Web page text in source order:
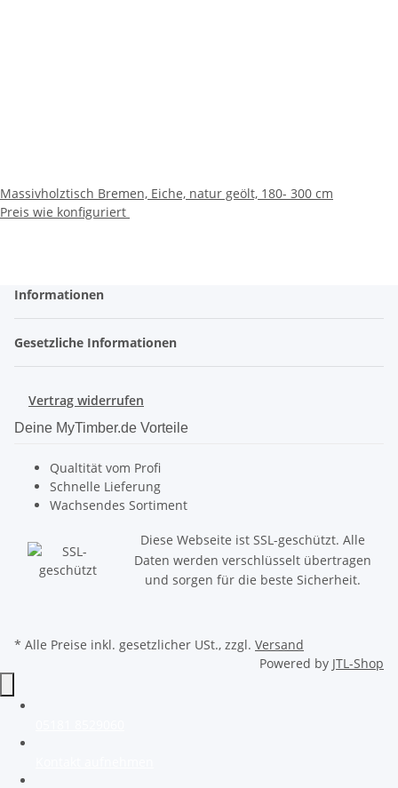
Massivholztisch Bremen, Eiche, natur geölt, 180- 300 cm
Preis wie konfiguriert
Informationen
Gesetzliche Informationen
Vertrag widerrufen
Deine MyTimber.de Vorteile
Qualtität vom Profi
Schnelle Lieferung
Wachsendes Sortiment
Diese Webseite ist SSL-geschützt. Alle
Daten werden verschlüsselt übertragen
und sorgen für die beste Sicherheit.
* Alle Preise inkl. gesetzlicher USt., zzgl. Versand
Powered by JTL-Shop